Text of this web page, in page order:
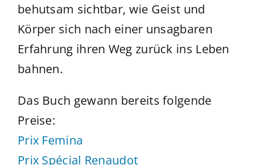
behutsam sichtbar, wie Geist und
Körper sich nach einer unsagbaren
Erfahrung ihren Weg zurück ins Leben
bahnen.
Das Buch gewann bereits folgende
Preise:
Prix Femina
Prix Spécial Renaudot